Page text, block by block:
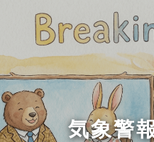
気象警